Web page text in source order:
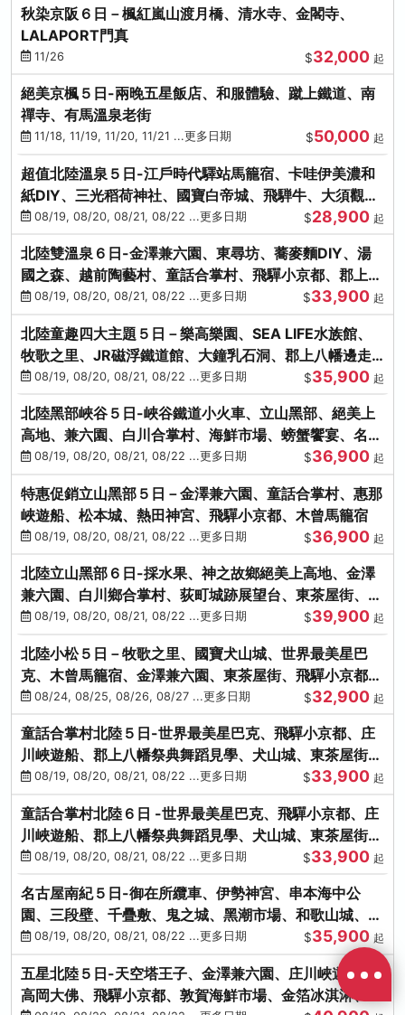
秋染京阪６日－楓紅嵐山渡月橋、清水寺、金閣寺、
LALAPORT門真
11/26 $32,000 起
絕美京楓５日-兩晚五星飯店、和服體驗、蹴上鐵道、南
禪寺、有馬溫泉老街
11/18, 11/19, 11/20, 11/21 ...更多日期 $50,000 起
超值北陸溫泉５日-江戶時代驛站馬籠宿、卡哇伊美濃和
紙DIY、三光稻荷神社、國寶白帝城、飛騨牛、大須觀音
街、下呂溫泉
08/19, 08/20, 08/21, 08/22 ...更多日期 $28,900 起
北陸雙溫泉６日-金澤兼六園、東尋坊、蕎麥麵DIY、湯
國之森、越前陶藝村、童話合掌村、飛驒小京都、郡上八
幡08/19, 08/20, 08/21, 08/22 ...更多日期 $33,900 起
北陸童趣四大主題５日－樂高樂園、SEA LIFE水族館、
牧歌之里、JR磁浮鐵道館、大鐘乳石洞、郡上八幡邊走
邊吃08/19, 08/20, 08/21, 08/22 ...更多日期 $35,900 起
北陸黑部峽谷５日-峽谷鐵道小火車、立山黑部、絕美上
高地、兼六園、白川合掌村、海鮮市場、螃蟹饗宴、名湯
雙溫泉
08/19, 08/20, 08/21, 08/22 ...更多日期 $36,900 起
特惠促銷立山黑部５日－金澤兼六園、童話合掌村、惠那
峽遊船、松本城、熱田神宮、飛驒小京都、木曾馬籠宿
08/19, 08/20, 08/21, 08/22 ...更多日期 $36,900 起
北陸立山黑部６日-採水果、神之故鄉絕美上高地、金澤
兼六園、白川鄉合掌村、荻町城跡展望台、東茶屋街、名
花之里絢爛花海
08/19, 08/20, 08/21, 08/22 ...更多日期 $39,900 起
北陸小松５日－牧歌之里、國寶犬山城、世界最美星巴
克、木曾馬籠宿、金澤兼六園、東茶屋街、飛驒小京都、
白川鄉合掌村
08/24, 08/25, 08/26, 08/27 ...更多日期 $32,900 起
童話合掌村北陸５日-世界最美星巴克、飛驒小京都、庄
川峽遊船、郡上八幡祭典舞蹈見學、犬山城、東茶屋街、
松葉蟹、金箔冰淇淋
08/19, 08/20, 08/21, 08/22 ...更多日期 $33,900 起
童話合掌村北陸６日 -世界最美星巴克、飛驒小京都、庄
川峽遊船、郡上八幡祭典舞蹈見學、犬山城、東茶屋街、
松葉蟹、金箔冰淇淋
08/19, 08/20, 08/21, 08/22 ...更多日期 $33,900 起
名古屋南紀５日-御在所纜車、伊勢神宮、串本海中公
園、三段壁、千疊敷、鬼之城、黑潮市場、和歌山城、伊
勢龍蝦溫泉
08/19, 08/20, 08/21, 08/22 ...更多日期 $35,900 起
五星北陸５日-天空塔王子、金澤兼六園、庄川峽遊船、
高岡大佛、飛驒小京都、敦賀海鮮市場、金箔冰淇淋、鰻